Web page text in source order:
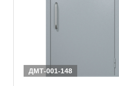
ДМТ-001-148